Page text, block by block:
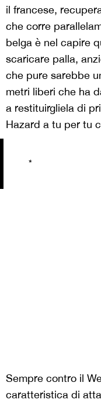
il francese,
che corre
belga è nel capire
scaricare palla,
che pure sarebbe
metri liberi che ha
a restituirgliela di
Hazard a tu per tu
*
Sempre contro il
caratteristica di